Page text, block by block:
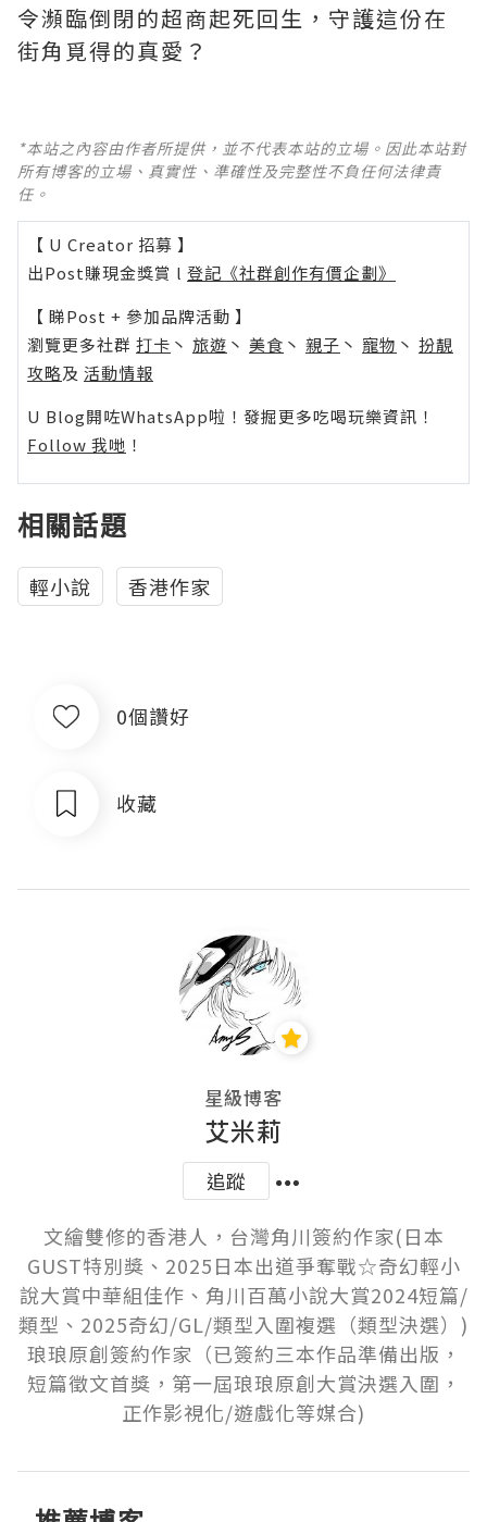
令瀕臨倒閉的超商起死回生，守護這份在
街角覓得的真愛？
*本站之內容由作者所提供，並不代表本站的立場。因此本站對
所有博客的立場、真實性、準確性及完整性不負任何法律責
任。
【 U Creator 招募 】
出Post賺現金獎賞 l 登記《社群創作有價企劃》
【 睇Post + 參加品牌活動 】
瀏覽更多社群 打卡 丶 旅遊 丶 美食 丶 親子 丶 寵物 丶 扮靚
攻略及 活動情報
U Blog開咗WhatsApp啦！發掘更多吃喝玩樂資訊！
Follow 我哋 ！
相關話題
輕小說 香港作家
0個讚好
收藏
星級博客
艾米莉
追蹤
文繪雙修的香港人，台灣角川簽約作家(日本
GUST特別獎、2025日本出道爭奪戰☆奇幻輕小
說大賞中華組佳作、角川百萬小說大賞2024短篇/
類型、2025奇幻/GL/類型入圍複選（類型決選）)
琅琅原創簽約作家（已簽約三本作品準備出版，
短篇徵文首獎，第一屆琅琅原創大賞決選入圍，
正作影視化/遊戲化等媒合)